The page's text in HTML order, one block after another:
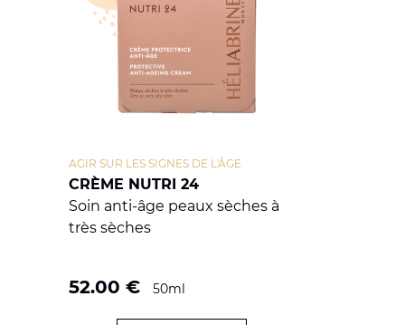
CRÈME NUTRI 24
AGIR SUR LES SIGNES DE L'ÂGE
Soin anti-âge peaux sèches à
très sèches
52.00 € 50ml